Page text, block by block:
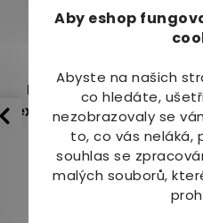
Aby eshop
Abyste na našich
co hledáte,
nezobrazovaly se
to, co vás neláká,
souhlas se
malých souborů,
i
-28%
Lavivant Ženšenový
extrakt Luxury 10 x 10 g
Skladem(>10ks)
499 Kč 359 Kč